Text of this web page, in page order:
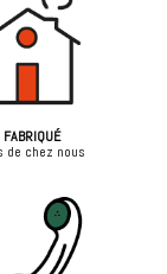
FABRIQUÉ
de chez nous